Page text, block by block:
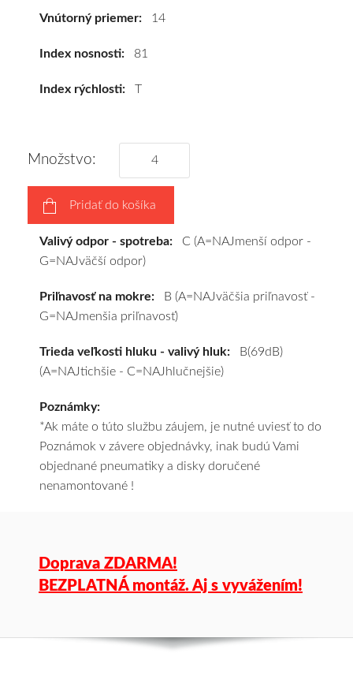
vám
obujeme
výberu
a
pošleme
zadarmo.
Vnútorný priemer: 14
Index nosnosti: 81
Index rýchlosti: T
Množstvo:
Pridať do košíka
Valivý odpor - spotreba: C (A=NAJmenší odpor -
G=NAJväčší odpor)
Priľnavosť na mokre: B (A=NAJväčšia priľnavosť -
G=NAJmenšia priľnavosť)
Trieda veľkosti hluku - valivý hluk: B(69dB)
(A=NAJtichšie - C=NAJhlučnejšie)
Poznámky:
*Ak máte o túto službu záujem, je nutné uviesť to do
Poznámok v závere objednávky, inak budú Vami
objednané pneumatiky a disky doručené
nenamontované !
Doprava ZDARMA!
BEZPLATNÁ montáž. Aj s vyvážením!